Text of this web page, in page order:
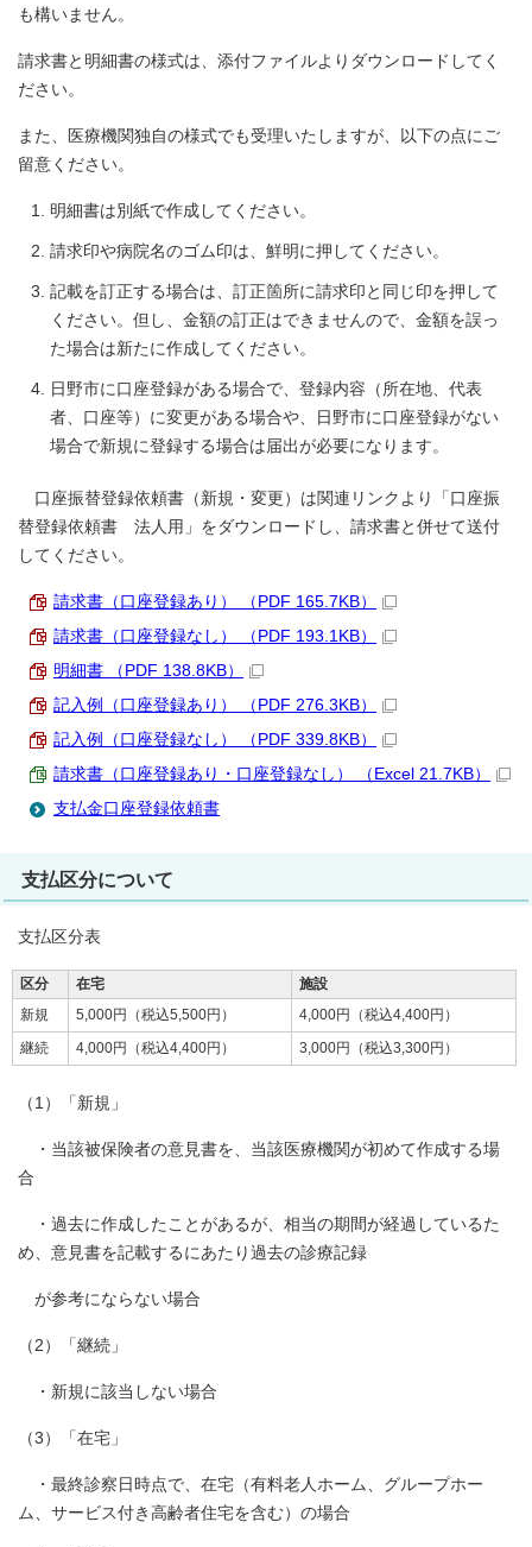
も構いません。
請求書と明細書の様式は、添付ファイルよりダウンロードしてく
ださい。
また、医療機関独自の様式でも受理いたしますが、以下の点にご
留意ください。
明細書は別紙で作成してください。
請求印や病院名のゴム印は、鮮明に押してください。
記載を訂正する場合は、訂正箇所に請求印と同じ印を押して
ください。但し、金額の訂正はできませんので、金額を誤っ
た場合は新たに作成してください。
日野市に口座登録がある場合で、登録内容（所在地、代表
者、口座等）に変更がある場合や、日野市に口座登録がない
場合で新規に登録する場合は届出が必要になります。
口座振替登録依頼書（新規・変更）は関連リンクより「口座振
替登録依頼書 法人用」をダウンロードし、請求書と併せて送付
してください。
請求書（口座登録あり） （PDF 165.7KB）
請求書（口座登録なし） （PDF 193.1KB）
明細書 （PDF 138.8KB）
記入例（口座登録あり） （PDF 276.3KB）
記入例（口座登録なし） （PDF 339.8KB）
請求書（口座登録あり・口座登録なし） （Excel 21.7KB）
支払金口座登録依頼書
支払区分について
支払区分表
区分 在宅
施設
新規
5,000円（税込5,500円）
4,000円（税込4,400円）
継続
4,000円（税込4,400円） 3,000円（税込3,300円）
（1）「新規」
・当該被保険者の意見書を、当該医療機関が初めて作成する場
合
・過去に作成したことがあるが、相当の期間が経過しているた
め、意見書を記載するにあたり過去の診療記録
が参考にならない場合
（2）「継続」
・新規に該当しない場合
（3）「在宅」
・最終診察日時点で、在宅（有料老人ホーム、グループホー
ム、サービス付き高齢者住宅を含む）の場合